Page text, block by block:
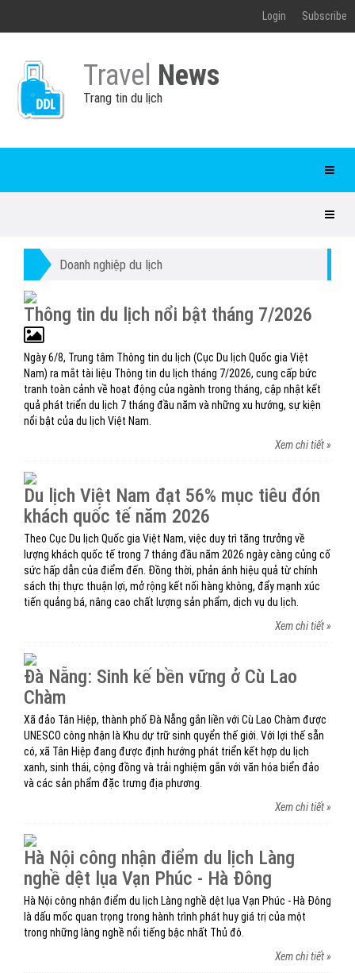
Login Subscribe
Travel News
Trang tin du lịch
Doanh nghiệp du lịch
Thông tin du lịch nổi bật tháng 7/2026
Ngày 6/8, Trung tâm Thông tin du lịch (Cục Du lịch Quốc gia Việt
Nam) ra mắt tài liệu Thông tin du lịch tháng 7/2026, cung cấp bức
tranh toàn cảnh về hoạt động của ngành trong tháng, cập nhật kết
quả phát triển du lịch 7 tháng đầu năm và những xu hướng, sự kiện
nổi bật của du lịch Việt Nam.
Xem chi tiết »
Du lịch Việt Nam đạt 56% mục tiêu đón
khách quốc tế năm 2026
Theo Cục Du lịch Quốc gia Việt Nam, việc duy trì tăng trưởng về
lượng khách quốc tế trong 7 tháng đầu năm 2026 ngày càng củng cố
sức hấp dẫn của điểm đến. Đồng thời, phản ánh hiệu quả từ chính
sách thị thực thuận lợi, mở rộng kết nối hàng không, đẩy mạnh xúc
tiến quảng bá, nâng cao chất lượng sản phẩm, dịch vụ du lịch.
Xem chi tiết »
Đà Nẵng: Sinh kế bền vững ở Cù Lao
Chàm
Xã đảo Tân Hiệp, thành phố Đà Nẵng gắn liền với Cù Lao Chàm được
UNESCO công nhận là Khu dự trữ sinh quyển thế giới. Với lợi thế sẵn
có, xã Tân Hiệp đang được định hướng phát triển kết hợp du lịch
xanh, sinh thái, cộng đồng và trải nghiệm gắn với văn hóa biển đảo
và các sản phẩm đặc trưng địa phương.
Xem chi tiết »
Hà Nội công nhận điểm du lịch Làng
nghề dệt lụa Vạn Phúc - Hà Đông
Hà Nội công nhận điểm du lịch Làng nghề dệt lụa Vạn Phúc - Hà Đông
là dấu mốc quan trọng trong hành trình phát huy giá trị của một
trong những làng nghề nổi tiếng bậc nhất Thủ đô.
Xem chi tiết »